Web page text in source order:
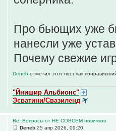
Про бьющих уже
нанесли уже
Почему свежие
Deneb отметил этот пост как
"Йнишир Альбионс"
Эсватини/Свазиленд
Re: Вопросы от НЕ СОВСЕМ новичков
Deneb 25 апр 2026, 09:20